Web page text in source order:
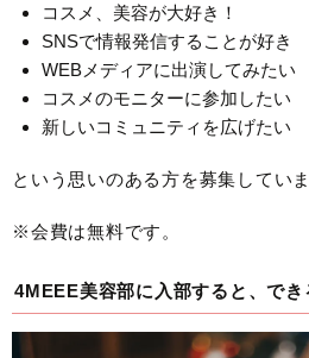
コスメ、美容が大好き！
SNSで情報発信することが好き
WEBメディアに出演してみたい
コスメのモニターに参加したい
新しいコミュニティを広げたい
という思いのある方を募集していま
※会費は無料です。
4MEEE美容部に入部すると、でき